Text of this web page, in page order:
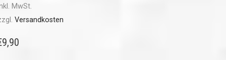
MwSt.
Versandkosten
9,90